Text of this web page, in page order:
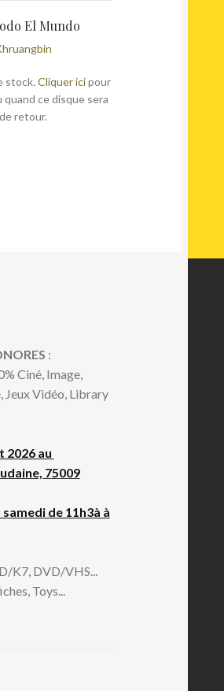
El Mundo
stock. Cliquer icipour
ce disque sera
de retour.
:
Ciné, Image,
Jeux Vidéo, Library
2026 au
75009
de 11h3à à
K7, DVD/VHS...
Toys...